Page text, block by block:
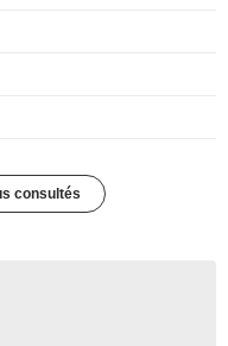
consultés